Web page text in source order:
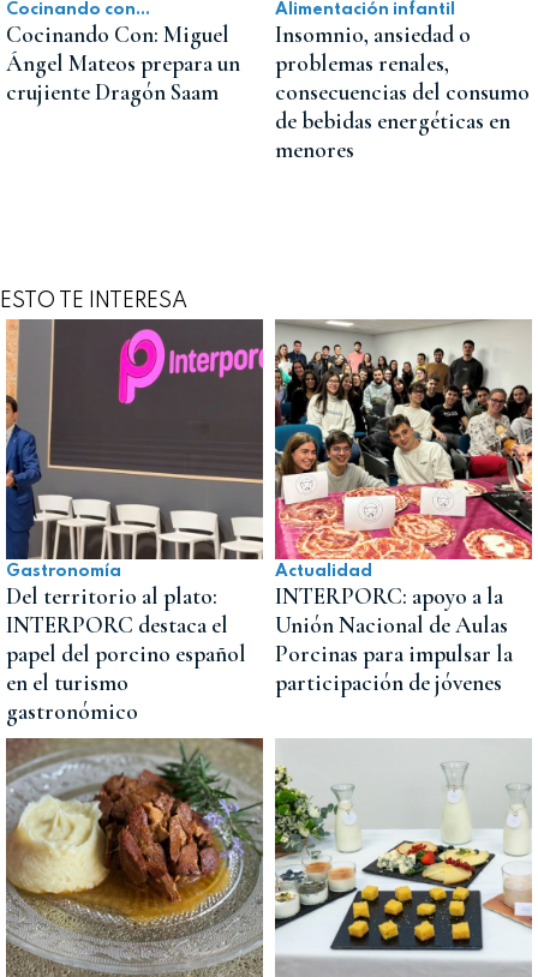
Cocinando con...
Cocinando Con: Miguel
Ángel Mateos prepara un
crujiente Dragón Saam
Alimentación infantil
Insomnio, ansiedad o
problemas renales,
consecuencias del consumo
de bebidas energéticas en
menores
ESTO TE INTERESA
Gastronomía
Del territorio al plato:
INTERPORC destaca el
papel del porcino español
en el turismo
gastronómico
Actualidad
INTERPORC: apoyo a la
Unión Nacional de Aulas
Porcinas para impulsar la
participación de jóvenes